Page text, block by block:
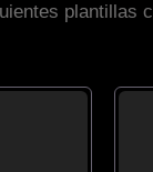
plantillas